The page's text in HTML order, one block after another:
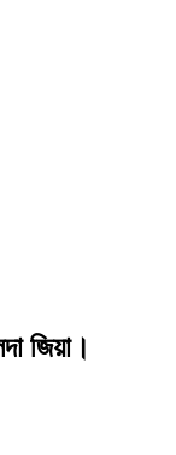
জিয়া।